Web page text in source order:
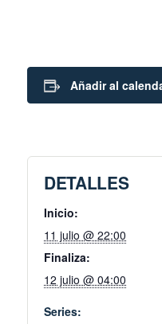
Añadir al
DETALLES
Inicio:
11 julio @ 22:00
Finaliza:
12 julio @ 04:00
Series: